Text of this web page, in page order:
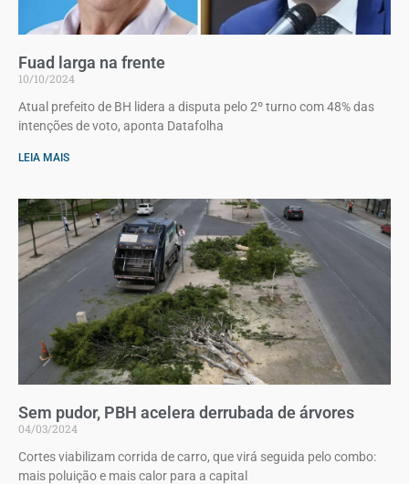
Fuad larga na frente
10/10/2024
Atual prefeito de BH lidera a disputa pelo 2º turno com 48% das
intenções de voto, aponta Datafolha
LEIA MAIS
Sem pudor, PBH acelera derrubada de árvores
04/03/2024
Cortes viabilizam corrida de carro, que virá seguida pelo combo:
mais poluição e mais calor para a capital